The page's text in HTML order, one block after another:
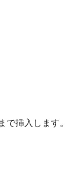
挿入します。